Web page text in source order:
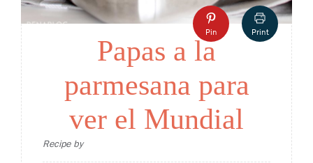
Pin Print
Papas a la
parmesana para
ver el Mundial
Recipe by